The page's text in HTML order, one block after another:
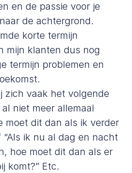
en de passie voor je
de achtergrond.
korte termijn
mijn klanten dus nog
termijn problemen en
zich vaak het volgende
niet meer allemaal
moet dit dan als ik verder
“Als ik nu al dag en nacht
hoe moet dit dan als er
komt?” Etc.